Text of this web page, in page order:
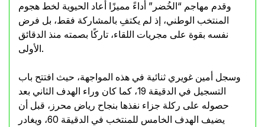
وقدم مهاجم “الخُضر” أداءً مميزًا أعاد الحيوية لخط هجوم
المنتخب الوطني، إذ لم يكتفِ بالمشاركة فقط، بل فرض
نفسه بقوة على مجريات اللقاء، تاركًا بصمته منذ الدقائق
الأولى.
وسجل أمين غويري ثنائية في هذه المواجهة، حيث افتتح باب
التسجيل في الدقيقة 19، كما كان وراء الهدف الثاني بعد
حصوله على ركلة جزاء نفذها بنجاح رياض محرز، قبل أن
يضيف الهدف الخامس للمنتخب في الدقيقة 60، ويغادر